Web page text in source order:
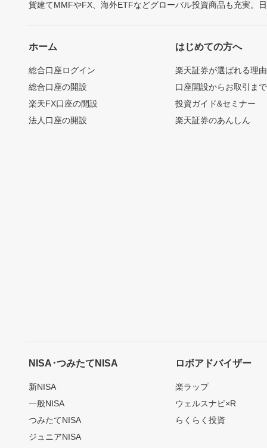
貨建てMMFやFX、海外ETFなどグローバル投資商品も充実。
ホーム
総合口座ログイン
総合口座の開設
楽天FX口座の開設
法人口座の開設
はじめての方へ
楽天証券が選ばれる理由
口座開設からお取引ま
投資ガイド&セミナー
楽天証券のあんしん
NISA･つみたてNISA
新NISA
一般NISA
つみたてNISA
ジュニアNISA
ロボアドバイザー
楽ラップ
ウェルスナビ×R
らくらく投資